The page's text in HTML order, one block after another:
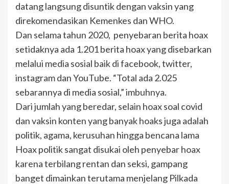
datang langsung disuntik dengan vaksin yang
direkomendasikan Kemenkes dan WHO.
Dan selama tahun 2020, penyebaran berita hoax
setidaknya ada 1.201 berita hoax yang disebarkan
melalui media sosial baik di facebook, twitter,
instagram dan YouTube. “Total ada 2.025
sebarannya di media sosial,” imbuhnya.
Dari jumlah yang beredar, selain hoax soal covid
dan vaksin konten yang banyak hoaks juga adalah
politik, agama, kerusuhan hingga bencana lama
Hoax politik sangat disukai oleh penyebar hoax
karena terbilang rentan dan seksi, gampang
banget dimainkan terutama menjelang Pilkada